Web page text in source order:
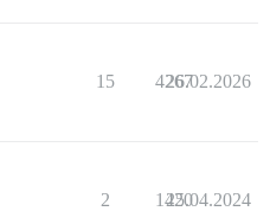
15 4267
26.02.2026
2 1420
25.04.2024